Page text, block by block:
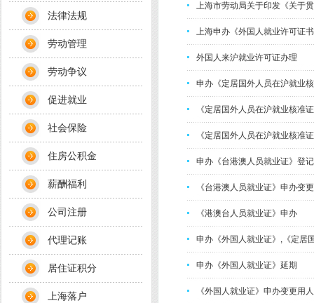
上海市劳动局关于印发《关于
上海申办《外国人就业许可证
外国人来沪就业许可证办理
申办《定居国外人员在沪就业
《定居国外人员在沪就业核准
《定居国外人员在沪就业核准
申办《台港澳人员就业证》登
《台港澳人员就业证》申办变
《港澳台人员就业证》申办
申办《外国人就业证》,《定居
申办《外国人就业证》延期
《外国人就业证》申办变更用
法律法规
劳动管理
劳动争议
促进就业
社会保险
住房公积金
薪酬福利
公司注册
代理记账
居住证积分
上海落户